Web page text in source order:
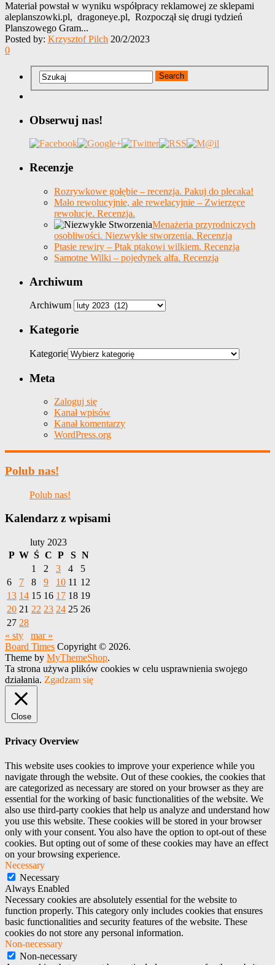
Materiał powstał w wyniku współpracy reklamowej ze sklepami
aleplanszowki.pl, dragoneye.pl, Rozpoczął się drugi tydzień
Planszowego Gram...
Posted by: Krzysztof Pilch 20/2/2023
0
Obserwuj nas!
Recenzje
Rozrywkowe gołębie – recenzja. Pakuj do plecaka!
Mało rewolucyjnie, ale rewelacyjnie – Zwierzęce
rewolucje. Recenzja.
Menażeria przyrodniczych
osobliwości. Niezwykłe stworzenia. Recenzja
Ptasie rewiry – Ptak ptakowi wilkiem. Recenzja
Samotne Wilki – pojedynek alfa. Recenzja
Archiwum
Archiwum
Kategorie
Kategorie
Meta
Zaloguj się
Kanał wpisów
Kanał komentarzy
WordPress.org
Polub nas!
Polub nas!
Kalendarz z wpisami
luty 2023
P W Ś C P S N
1
2 3 4
5
6
7 8 9 10 11 12
13 14 15 16 17 18 19
20 21 22 23 24 25 26
27 28
« sty
mar »
Board Times Copyright © 2026.
Theme by MyThemeShop.
Ta strona używa plików cookies w celu usprawnienia swojego
działania. Zgadzam się
Close
Privacy Overview
This website uses cookies to improve your experience while you
navigate through the website. Out of these cookies, the cookies that
are categorized as necessary are stored on your browser as they are
essential for the working of basic functionalities of the website. We
also use third-party cookies that help us analyze and understand how
you use this website. These cookies will be stored in your browser
only with your consent. You also have the option to opt-out of these
cookies. But opting out of some of these cookies may have an effect
on your browsing experience.
Necessary
Necessary
Always Enabled
Necessary cookies are absolutely essential for the website to
function properly. This category only includes cookies that ensures
basic functionalities and security features of the website. These
cookies do not store any personal information.
Non-necessary
Non-necessary